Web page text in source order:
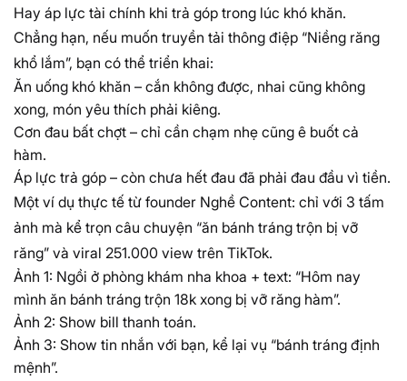
Hay áp lực tài chính khi trả góp trong lúc khó khăn.
Chẳng hạn, nếu muốn truyền tải thông điệp “Niềng răng
khổ lắm”, bạn có thể triển khai:
Ăn uống khó khăn – cắn không được, nhai cũng không
xong, món yêu thích phải kiêng.
Cơn đau bất chợt – chỉ cần chạm nhẹ cũng ê buốt cả
hàm.
Áp lực trả góp – còn chưa hết đau đã phải đau đầu vì tiền.
Một ví dụ thực tế từ founder Nghề Content: chỉ với 3 tấm
ảnh mà kể trọn câu chuyện “ăn bánh tráng trộn bị vỡ
răng” và viral 251.000 view trên TikTok.
Ảnh 1: Ngồi ở phòng khám nha khoa + text: “Hôm nay
mình ăn bánh tráng trộn 18k xong bị vỡ răng hàm”.
Ảnh 2: Show bill thanh toán.
Ảnh 3: Show tin nhắn với bạn, kể lại vụ “bánh tráng định
mệnh”.